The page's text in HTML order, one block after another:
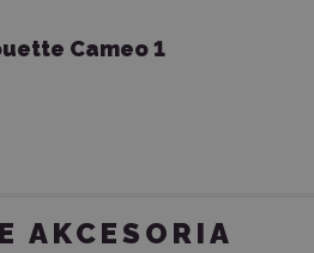
Cameo 1
AKCESORIA